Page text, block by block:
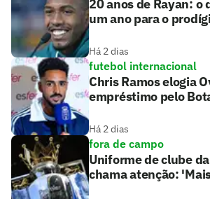
20 anos de Rayan: o
um ano para o
Há 2 dias
futebol internacional
Chris Ramos elogia
empréstimo pelo
Há 2 dias
fora de campo
Uniforme de clube
chama atenção: